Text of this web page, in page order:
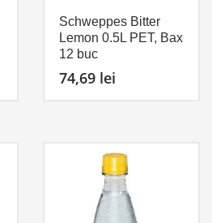
Schweppes Bitter
Lemon 0.5L PET, Bax
12 buc
74,69 lei